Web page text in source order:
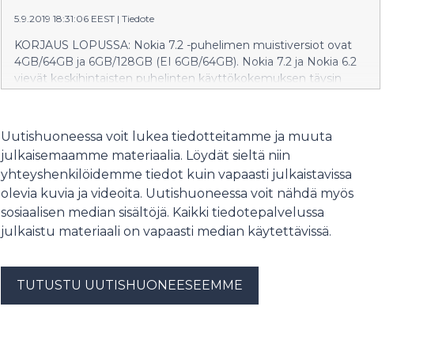
5.9.2019 18:31:06 EEST | Tiedote
KORJAUS LOPUSSA: Nokia 7.2 -puhelimen muistiversiot ovat
4GB/64GB ja 6GB/128GB (EI 6GB/64GB). Nokia 7.2 ja Nokia 6.2
vievät keskihintaisten puhelinten käyttökokemuksen täysin
kestävyysluokituksen vaatimukset täyttävän Nokia 800 Tough -
puhelimen ja tämän päivän tarpeisiin päivitetyn klassikkomalli
Nokia 2720 Flip -peruspuhelimen.
Uutishuoneessa voit lukea tiedotteitamme ja muuta
julkaisemaamme materiaalia. Löydät sieltä niin
yhteyshenkilöidemme tiedot kuin vapaasti julkaistavissa
olevia kuvia ja videoita. Uutishuoneessa voit nähdä myös
sosiaalisen median sisältöjä. Kaikki tiedotepalvelussa
julkaistu materiaali on vapaasti median käytettävissä.
TUTUSTU UUTISHUONEESEEMME